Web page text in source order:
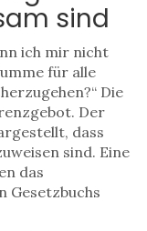
sind
ich mir nicht
für alle
Die
Der
dass
sind. Eine
das
Gesetzbuchs